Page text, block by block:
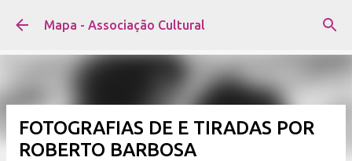
Avançar para o conteúdo principal
Mapa - Associação Cultural
FOTOGRAFIAS DE E TIRADAS POR
ROBERTO BARBOSA